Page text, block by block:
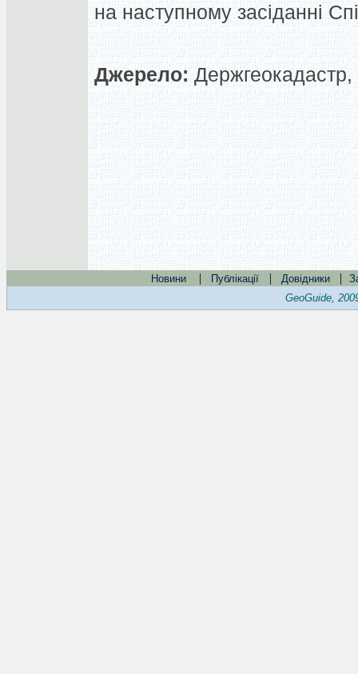
на наступному засіданні
Джерело:
Новини | Публікації | Довідники |
GeoGuide,